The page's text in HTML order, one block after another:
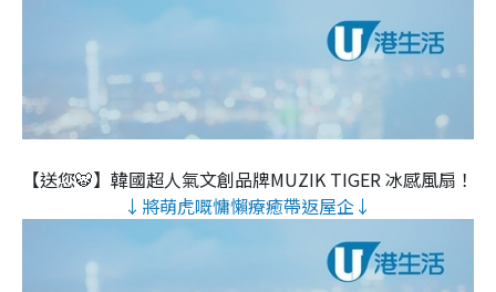
【送您🐯】韓國超人氣文創品牌MUZIK TIGER 冰感風扇！
↓將萌虎嘅慵懶療癒帶返屋企↓